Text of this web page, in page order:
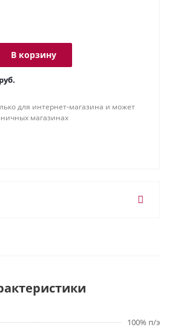
В корзину
для интернет-магазина и может
магазинах
100% п/э